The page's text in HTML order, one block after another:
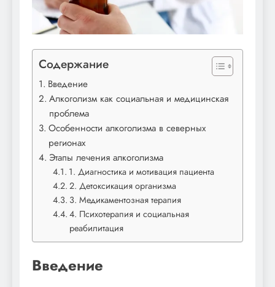
Содержание
Введение
Алкоголизм как социальная и медицинская
проблема
Особенности алкоголизма в северных
регионах
Этапы лечения алкоголизма
1. Диагностика и мотивация пациента
2. Детоксикация организма
3. Медикаментозная терапия
4. Психотерапия и социальная
реабилитация
Введение